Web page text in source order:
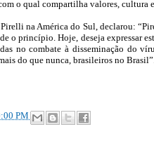
o qual compartilha valores, cultura
na América do Sul, declarou:
o princípio. Hoje, deseja expressar
no combate à disseminação do
do que nunca, brasileiros no
PM